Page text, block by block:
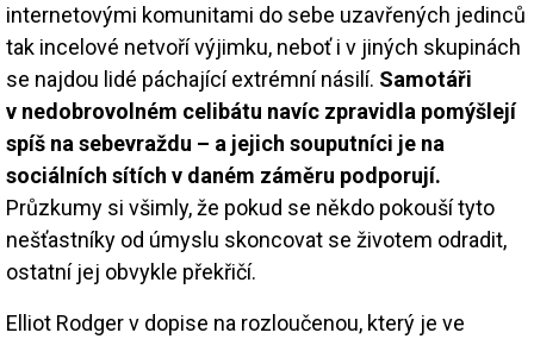
internetovými komunitami do sebe uzavřených jedinců
tak incelové netvoří výjimku, neboť i v jiných skupinách
se najdou lidé páchající extrémní násilí. Samotáři
v nedobrovolném celibátu navíc zpravidla pomýšlejí
spíš na sebevraždu – a jejich souputníci je na
sociálních sítích v daném záměru podporují.
Průzkumy si všimly, že pokud se někdo pokouší tyto
nešťastníky od úmyslu skoncovat se životem odradit,
ostatní jej obvykle překřičí.
Elliot Rodger v dopise na rozloučenou, který je ve